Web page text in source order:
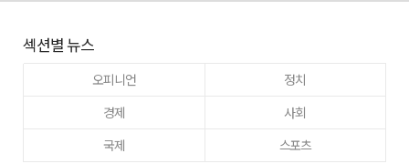
섹션별 뉴스
오피니언
정치
경제
사회
국제
스포츠